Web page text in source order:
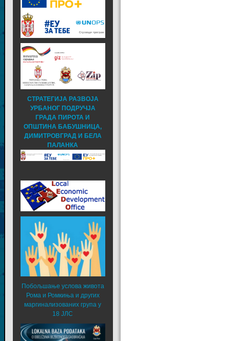
СТРАТЕГИЈА РАЗВОЈА
УРБАНОГ ПОДРУЧЈА
ГРАДА ПИРОТА И
ОПШТИНА БАБУШНИЦА,
ДИМИТРОВГРАД И БЕЛА
ПАЛАНКА
Побољшање услова живота
Рома и Ромкиња и других
маргинализованих група у
18 ЈЛС